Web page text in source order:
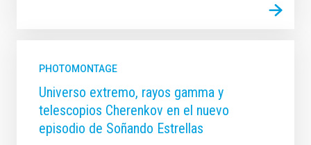
PHOTOMONTAGE
Universo extremo, rayos gamma y
telescopios Cherenkov en el nuevo
episodio de Soñando Estrellas